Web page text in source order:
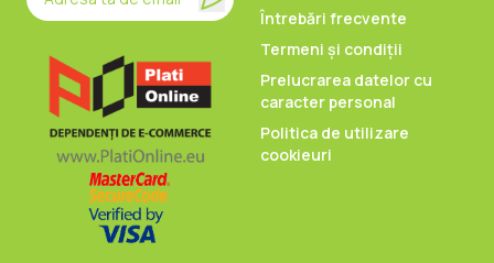
Întrebări frecvente
Termeni și condiții
Prelucrarea datelor cu
caracter personal
Politica de utilizare
cookieuri